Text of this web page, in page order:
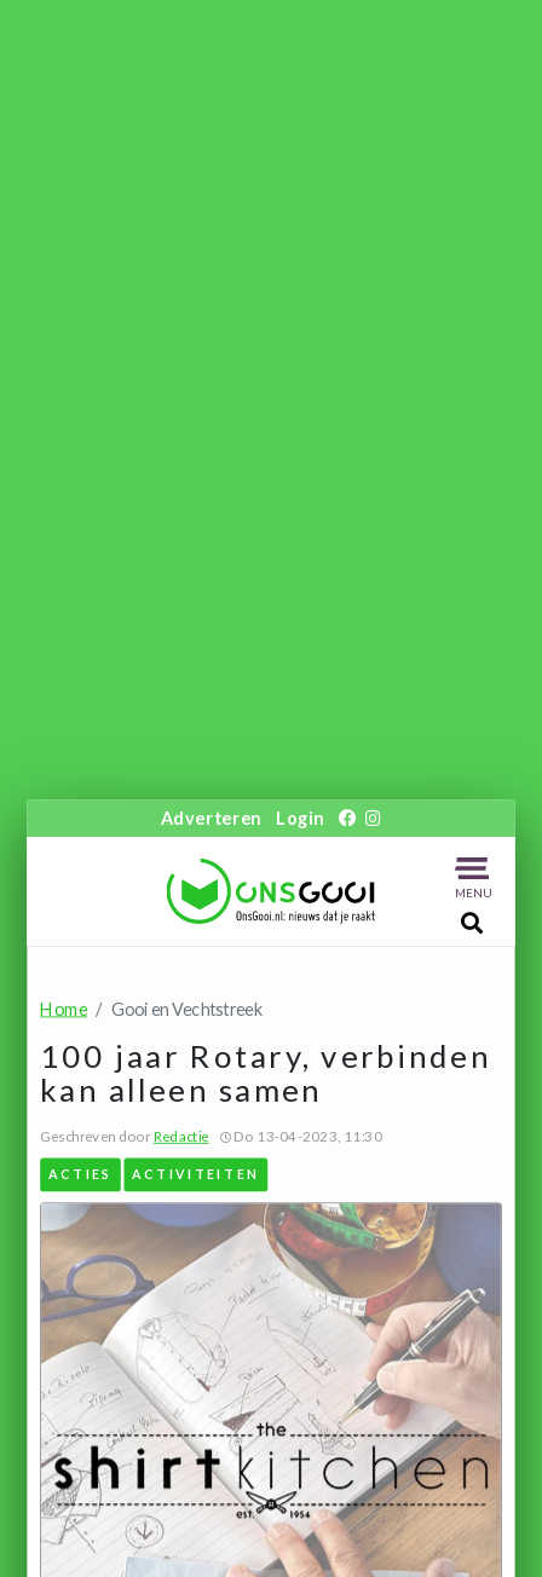
Adverteren Login
MENU
Home Gooi en Vechtstreek
100 jaar Rotary, verbinden
kan alleen samen
Geschreven doorRedactie Do 13-04-2023, 11:30
ACTIES ACTIVITEITEN